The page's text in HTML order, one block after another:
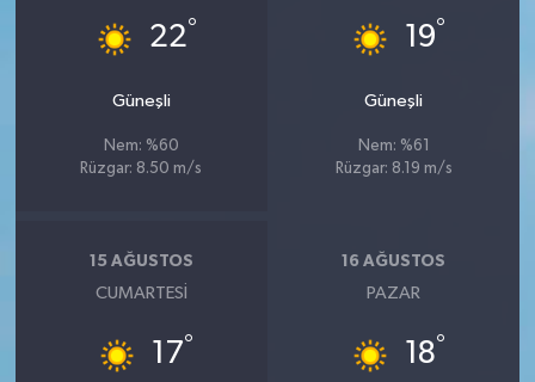
22°
Güneşli
Nem: %60
Rüzgar: 8.50 m/s
19°
Güneşli
Nem: %61
Rüzgar: 8.19 m/s
15 AĞUSTOS
CUMARTESI
17°
16 AĞUSTOS
PAZAR
18°